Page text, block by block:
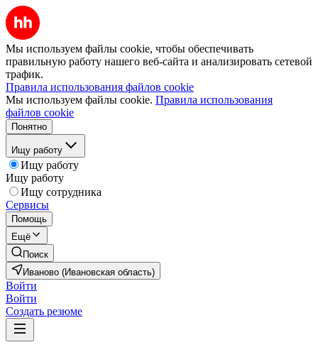
Мы используем файлы cookie, чтобы обеспечивать
правильную работу нашего веб-сайта и анализировать сетевой
трафик.
Правила использования файлов cookie
Мы используем файлы cookie. Правила использования
файлов cookie
Понятно
Ищу работу
Ищу работу
Ищу работу
Ищу сотрудника
Сервисы
Помощь
Ещё
Поиск
Иваново (Ивановская область)
Войти
Войти
Создать резюме